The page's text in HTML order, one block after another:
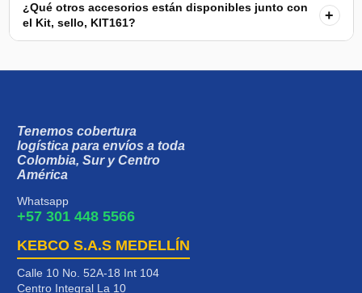
¿Qué otros accesorios están disponibles junto con
el Kit, sello, KIT161?
+
Tenemos cobertura
logística para envíos a toda
Colombia, Sur y Centro
América
Whatsapp
+57 301 448 5566
KEBCO S.A.S MEDELLÍN
Calle 10 No. 52A-18 Int 104
Centro Integral La 10